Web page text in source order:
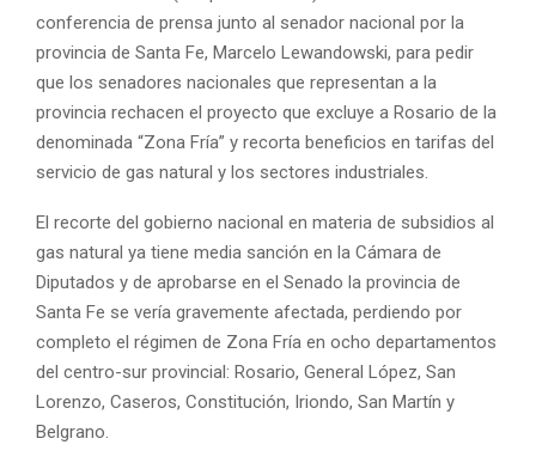
conferencia de prensa junto al senador nacional por la
provincia de Santa Fe, Marcelo Lewandowski, para pedir
que los senadores nacionales que representan a la
provincia rechacen el proyecto que excluye a Rosario de la
denominada “Zona Fría” y recorta beneficios en tarifas del
servicio de gas natural y los sectores industriales.
El recorte del gobierno nacional en materia de subsidios al
gas natural ya tiene media sanción en la Cámara de
Diputados y de aprobarse en el Senado la provincia de
Santa Fe se vería gravemente afectada, perdiendo por
completo el régimen de Zona Fría en ocho departamentos
del centro-sur provincial: Rosario, General López, San
Lorenzo, Caseros, Constitución, Iriondo, San Martín y
Belgrano.